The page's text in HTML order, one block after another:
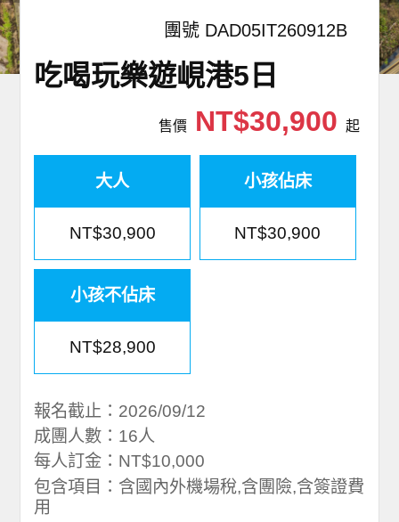
團號 DAD05IT260912B
吃喝玩樂遊峴港5日
售價NT$30,900 起
大人
NT$30,900
小孩佔床
NT$30,900
小孩不佔床
NT$28,900
報名截止：2026/09/12
成團人數：16人
每人訂金：NT$10,000
包含項目：含國內外機場稅,含團險,含簽證費
用